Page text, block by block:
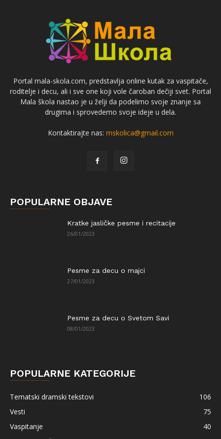
Portal mala-skola.com, predstavlja online kutak za vaspitače,
roditelje i decu, ali i sve one koji vole čaroban dečiji svet. Portal
Mala škola nastao je u želji da podelimo svoje znanje sa
drugima i sprovedemo svoje ideje u dela.
Kontaktirajte nas: mskolica@gmail.com
POPULARNE OBJAVE
Kratke jasličke pesme i recitacije
26/01/2023
Pesme za decu o majci
27/01/2023
Pesme za decu o Svetom Savi
08/01/2023
POPULARNE KATEGORIJE
Tematski dramski tekstovi
106
Vesti
75
Vaspitanje
40